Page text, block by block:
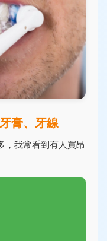
膏、牙線
，我常看到有人買昂